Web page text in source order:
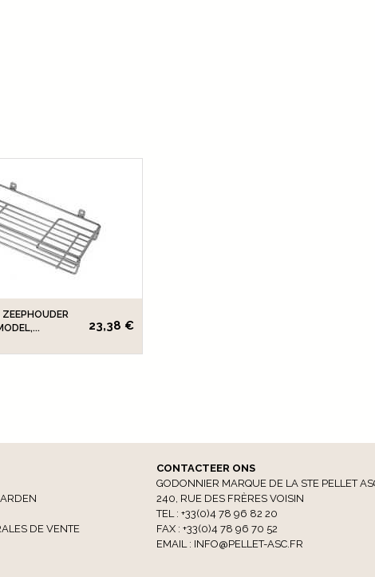
23,38 €
DE VENTE
CONTACTEER ONS
GODONNIER MARQUE DE LA STE PELLET
240, RUE DES FRÈRES VOISIN
TEL : +33(0)4 78 96 82 20
FAX : +33(0)4 78 96 70 52
EMAIL : INFO@PELLET-ASC.FR